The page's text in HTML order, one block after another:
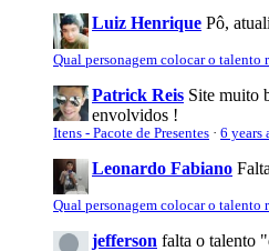
Luiz Henrique Pô,
Qual personagem colocar o talento
Patrick Reis Site muito
envolvidos !
Itens - Pacote de Presentes · 6 years
Leonardo Fabiano
Qual personagem colocar o talento
jefferson falta o talento